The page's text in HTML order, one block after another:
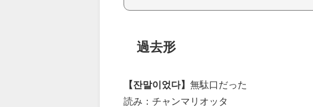
過去形
【잔말이었다】 無駄口だった
読み：チャンマリオッタ